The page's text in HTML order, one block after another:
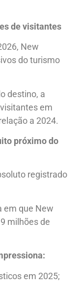
de visitantes
New
do turismo
destino, a
em
a 2024.
próximo do
registrado
em que New
milhões de
em 2025;